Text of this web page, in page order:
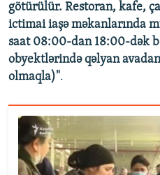
götürülür. Restoran, kafe,
ictimai iaşə məkanlarında
saat 08:00-dan 18:00-dək
obyektlərində qəlyan
olmaqla)".